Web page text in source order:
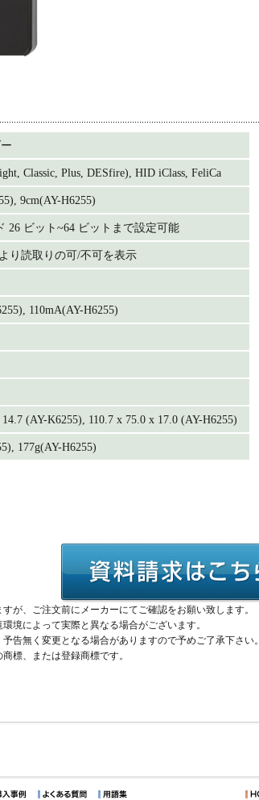
Classic, Plus, DESfire), HID iClass, FeliCa
9cm(AY-H6255)
26 ビット~64 ビットまで設定可能
り読取りの可/不可を表示
110mA(AY-H6255)
(AY-K6255), 110.7 x 75.0 x 17.0 (AY-H6255)
177g(AY-H6255)
が、ご注文前にメーカーにてご確認をお願い致します。
境によって実際と異なる場合がございます。
告無く変更となる場合がありますので予めご了承下さい。
標、または登録商標です。